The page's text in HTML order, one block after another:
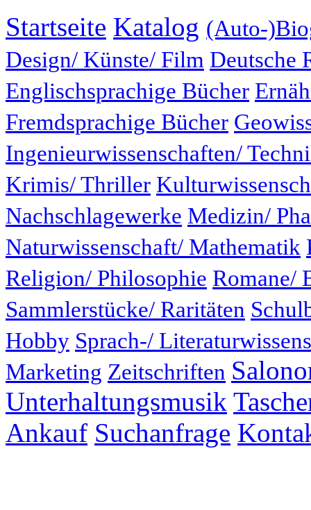
Startseite Katalog (Auto-
Design/ Künste/ Film Deutsche
Englischsprachige Bücher
Fremdsprachige Bücher
Ingenieurwissenschaften/
Krimis/ Thriller
Nachschlagewerke Medizin/
Naturwissenschaft/ Mathematik
Religion/ Philosophie Romane/
Sammlerstücke/ Raritäten
Hobby Sprach-/
Marketing Zeitschriften
Unterhaltungsmusik
Ankauf Suchanfrage